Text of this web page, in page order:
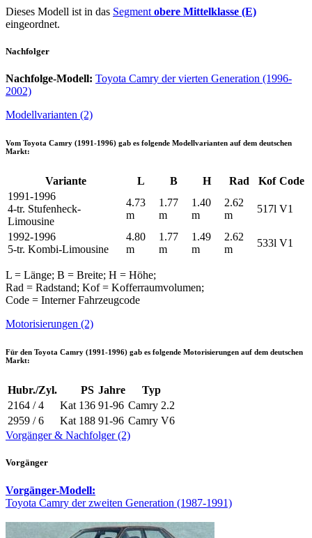
Dieses Modell ist in das Segment obere Mittelklasse (E)
eingeordnet.
Nachfolger
Nachfolge-Modell: Toyota Camry der vierten Generation (1996-
2002)
Modellvarianten (2)
Vom Toyota Camry (1991-1996) gab es folgende Modellvarianten auf dem deutschen
Markt:
Variante L B H Rad Kof Code
1991-1996
4-tr. Stufenheck-
Limousine
4.73
m
1.77
m
1.40
m
2.62
m
517l V1
1992-1996
5-tr. Kombi-Limousine
4.80
m
1.77
m
1.49
m
2.62
m
533l V1
L = Länge; B = Breite; H = Höhe;
Rad = Radstand; Kof = Kofferraumvolumen;
Code = Interner Fahrzeugcode
Motorisierungen (2)
Für den Toyota Camry (1991-1996) gab es folgende Motorisierungen auf dem deutschen
Markt:
Hubr./Zyl. PS Jahre
Typ
2164 / 4
Kat 136 91-96 Camry 2.2
2959 / 6
Kat 188 91-96 Camry V6
Vorgänger & Nachfolger (2)
Vorgänger
Vorgänger-Modell:
Toyota Camry der zweiten Generation (1987-1991)